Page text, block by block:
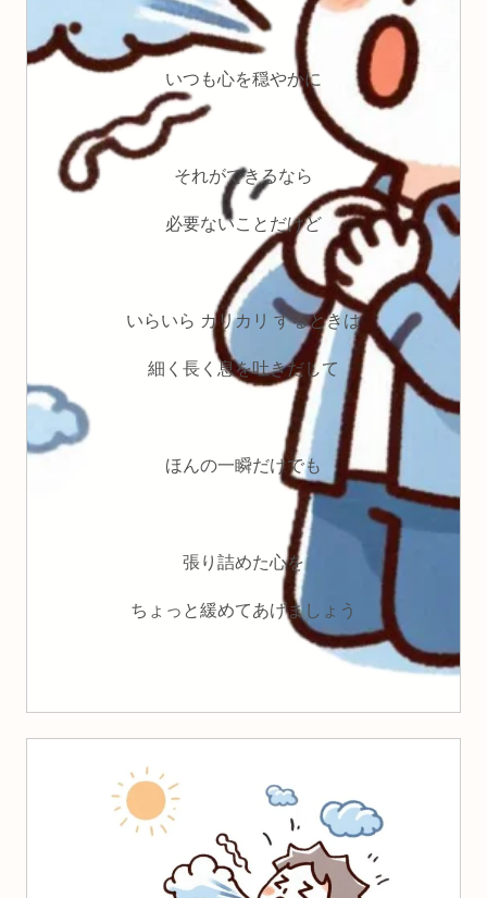
いつも心を穏やかに
それができるなら
必要ないことだけど
いらいら カリカリ するときは
細く長く息を吐きだして
ほんの一瞬だけでも
張り詰めた心を
ちょっと緩めてあげましょう